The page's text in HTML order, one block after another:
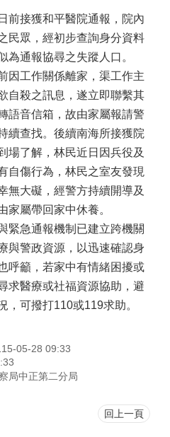
前接獲和平醫院通報，院內
民眾，經初步查詢身分資料
為通報協尋之失蹤人口。
因工作關係離家，渠工作主
自殺之訊息，遂立即聯繫其
語音信箱，故由家屬報請警
續查找。後續南海所接獲院
場了解，林民近日因兵役及
自傷行為，林民之室友發現
無大礙，經警方持續開導及
家屬帶回家中休養。
緊急通報機制已建立跨機關
與警政資源，以迅速確認身
呼籲，若家中有情緒困擾或
求醫療或社福資源協助，避
，可撥打110或119求助。
05-28 09:33
局中正第二分局
回上一頁